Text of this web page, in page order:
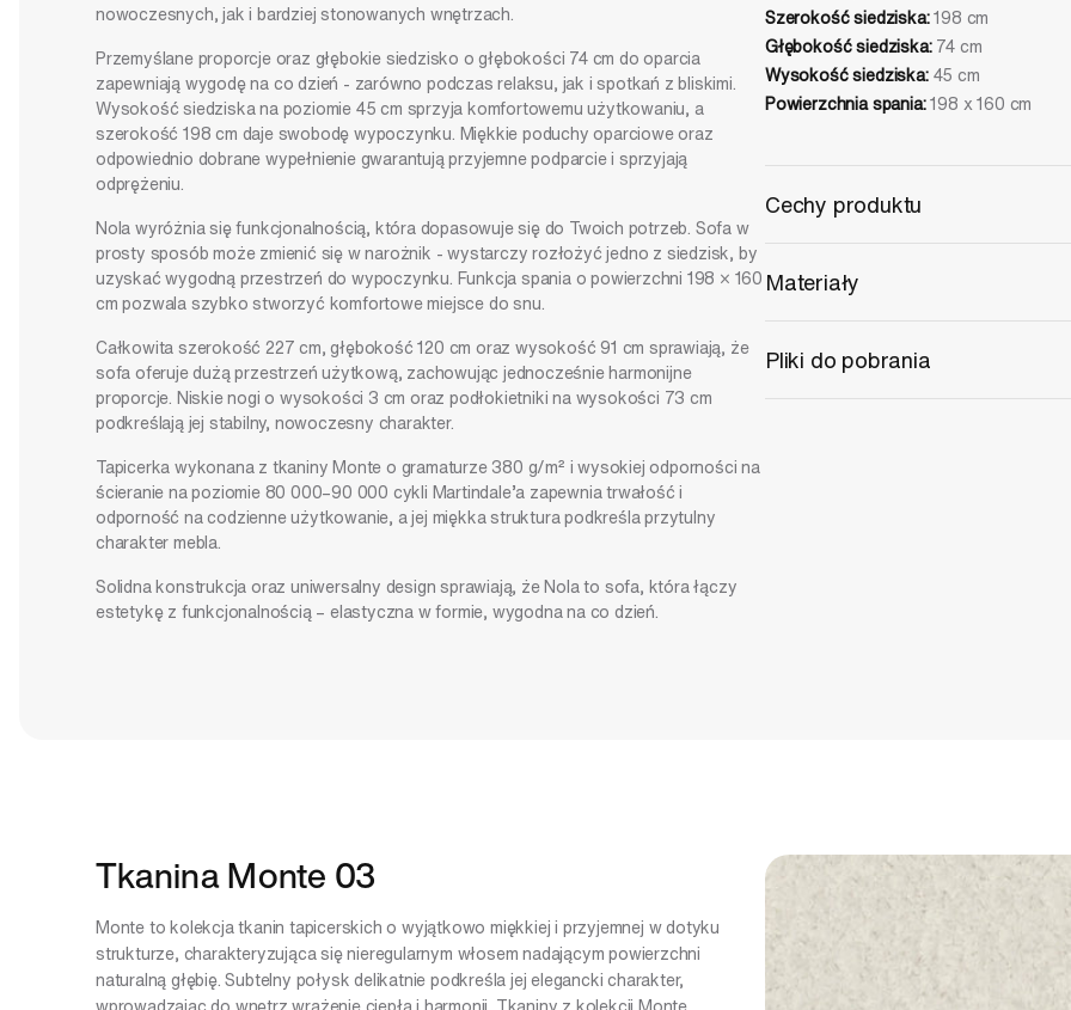
nowoczesnych, jak i bardziej stonowanych wnętrzach.
Przemyślane proporcje oraz głębokie siedzisko o głębokości 74 cm do oparcia
zapewniają wygodę na co dzień - zarówno podczas relaksu, jak i spotkań z bliskimi.
Wysokość siedziska na poziomie 45 cm sprzyja komfortowemu użytkowaniu, a
szerokość 198 cm daje swobodę wypoczynku. Miękkie poduchy oparciowe oraz
odpowiednio dobrane wypełnienie gwarantują przyjemne podparcie i sprzyjają
odprężeniu.
Nola wyróżnia się funkcjonalnością, która dopasowuje się do Twoich potrzeb. Sofa w
prosty sposób może zmienić się w narożnik - wystarczy rozłożyć jedno z siedzisk, by
uzyskać wygodną przestrzeń do wypoczynku. Funkcja spania o powierzchni 198 × 160
cm pozwala szybko stworzyć komfortowe miejsce do snu.
Całkowita szerokość 227 cm, głębokość 120 cm oraz wysokość 91 cm sprawiają, że
sofa oferuje dużą przestrzeń użytkową, zachowując jednocześnie harmonijne
proporcje. Niskie nogi o wysokości 3 cm oraz podłokietniki na wysokości 73 cm
podkreślają jej stabilny, nowoczesny charakter.
Tapicerka wykonana z tkaniny Monte o gramaturze 380 g/m² i wysokiej odporności na
ścieranie na poziomie 80 000–90 000 cykli Martindale’a zapewnia trwałość i
odporność na codzienne użytkowanie, a jej miękka struktura podkreśla przytulny
charakter mebla.
Solidna konstrukcja oraz uniwersalny design sprawiają, że Nola to sofa, która łączy
estetykę z funkcjonalnością – elastyczna w formie, wygodna na co dzień.
Szerokość siedziska:198 cm
Głębokość siedziska: 74 cm
Wysokość siedziska: 45 cm
Powierzchnia spania:198 x 160 cm
Cechy produktu
System rozkładania:
Materiały
laminowana, płyta MDF, sklejka, tektura
Pliki do pobrania
Tkanina Monte 03
Monte to kolekcja tkanin tapicerskich o wyjątkowo miękkiej i przyjemnej w dotyku
strukturze, charakteryzująca się nieregularnym włosem nadającym powierzchni
naturalną głębię. Subtelny połysk delikatnie podkreśla jej elegancki charakter,
wprowadzając do wnętrz wrażenie ciepła i harmonii. Tkaniny z kolekcji Monte